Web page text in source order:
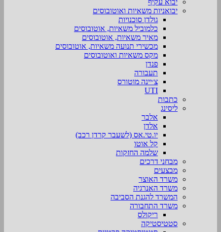
יבואניות משאיות ואוטובוסים
גולדן סוכנויות
כלמוביל משאיות, אוטובוסים
מאיר משאיות, אוטובוסים
מכשירי תנועה משאיות, אוטובוסים
מקס משאיות ואוטובוסים
פנדן
תעבורה
צ׳יינה מוטורס
UTI
כתבות
ליסינג
אלבר
אלדן
יו.טי.אס (לשעבר קרדן רכב)
קל אוטו
שלמה החזקות
מבחני דרכים
מבצעים
משרד האוצר
משרד האנרגיה
המשרד להגנת הסביבה
משרד התחבורה
ריקולס
סטטיסטיקה